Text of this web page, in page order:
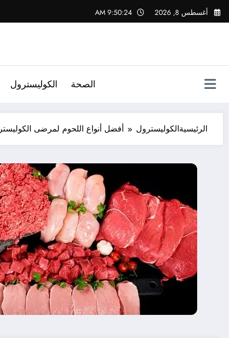
التجاوز
إلى
أغسطس 8, 2026 9:50:25 AM
الصحة الكوليسترول
الرئيسيةالكوليسترول أفضل أنواع اللحوم لمرضى